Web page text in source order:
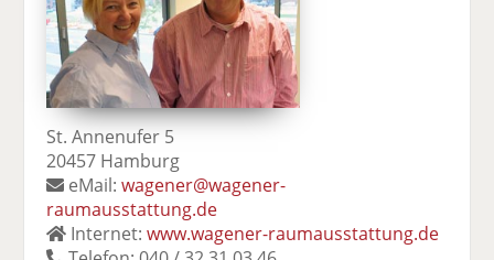
St. Annenufer 5
20457 Hamburg
eMail:wagener@wagener-
raumausstattung.de
Internet:www.wagener-raumausstattung.de